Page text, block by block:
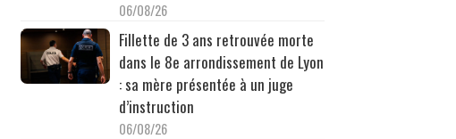
06/08/26
Fillette de 3 ans retrouvée morte
dans le 8e arrondissement de Lyon
: sa mère présentée à un juge
d’instruction
06/08/26